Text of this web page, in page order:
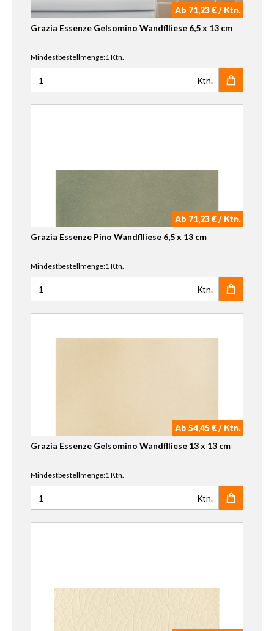
Ab 71,23 € / Ktn.
Grazia Essenze Gelsomino Wandflliese 6,5 x 13 cm
Mindestbestellmenge:1 Ktn.
Anzahl für Grazia Essenze Gelsomino Wandflliese 6,5 x 13
Ktn.
Ab 71,23 € / Ktn.
Grazia Essenze Pino Wandflliese 6,5 x 13 cm
Mindestbestellmenge:1 Ktn.
Anzahl für Grazia Essenze Pino Wandflliese 6,5 x 13 cm
Ktn.
Ab 54,45 € / Ktn.
Grazia Essenze Gelsomino Wandflliese 13 x 13 cm
Mindestbestellmenge:1 Ktn.
Anzahl für Grazia Essenze Gelsomino Wandflliese 13 x 13
Ktn.